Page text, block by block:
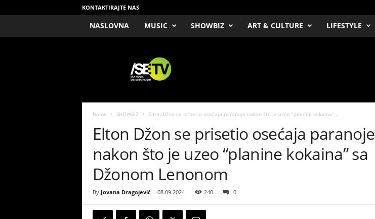
KONTAKTIRAJTE NAS
NASLOVNA MUSIC SHOWBIZ ART & CULTURE LIFESTYLE
Home SHOWBIZ Elton Džon se prisetio osećaja paranoje nakon što je uzeo “planine kokaina”...
Elton Džon se prisetio osećaja paranoje
nakon što je uzeo “planine kokaina” sa
Džonom Lenonom
By Jovana Dragojević- 08.09.2024 240 0